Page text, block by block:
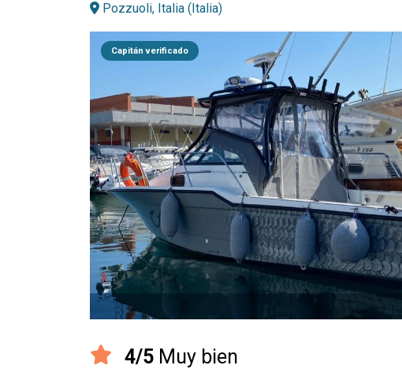
Pozzuoli, Italia (Italia)
Capitán verificado
4/5 Muy bien